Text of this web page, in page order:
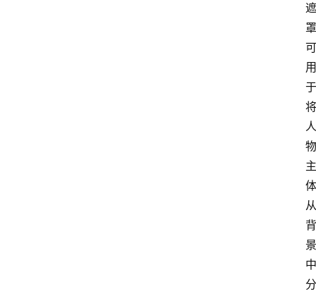
遮
罩
可
用
于
将
人
物
主
体
从
背
景
中
分